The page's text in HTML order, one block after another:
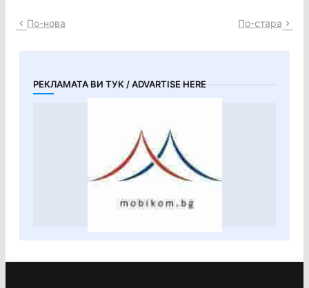
По-нова По-стара
РЕКЛАМАТА ВИ ТУК / ADVARTISE HERE